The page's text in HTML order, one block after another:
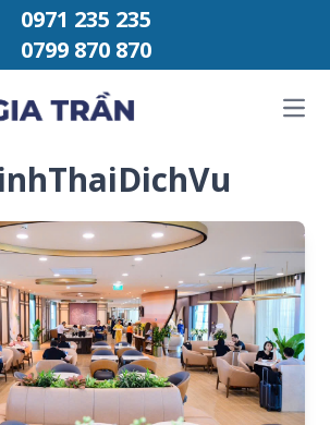
dung
0971 235 235
0799 870 870